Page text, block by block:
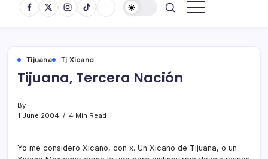
Tijuana Tj Xicano
Tijuana, Tercera Nación
By
1 June 2004
4 Min Read
Yo me considero Xicano, con x. Un Xicano de Tijuana, o un